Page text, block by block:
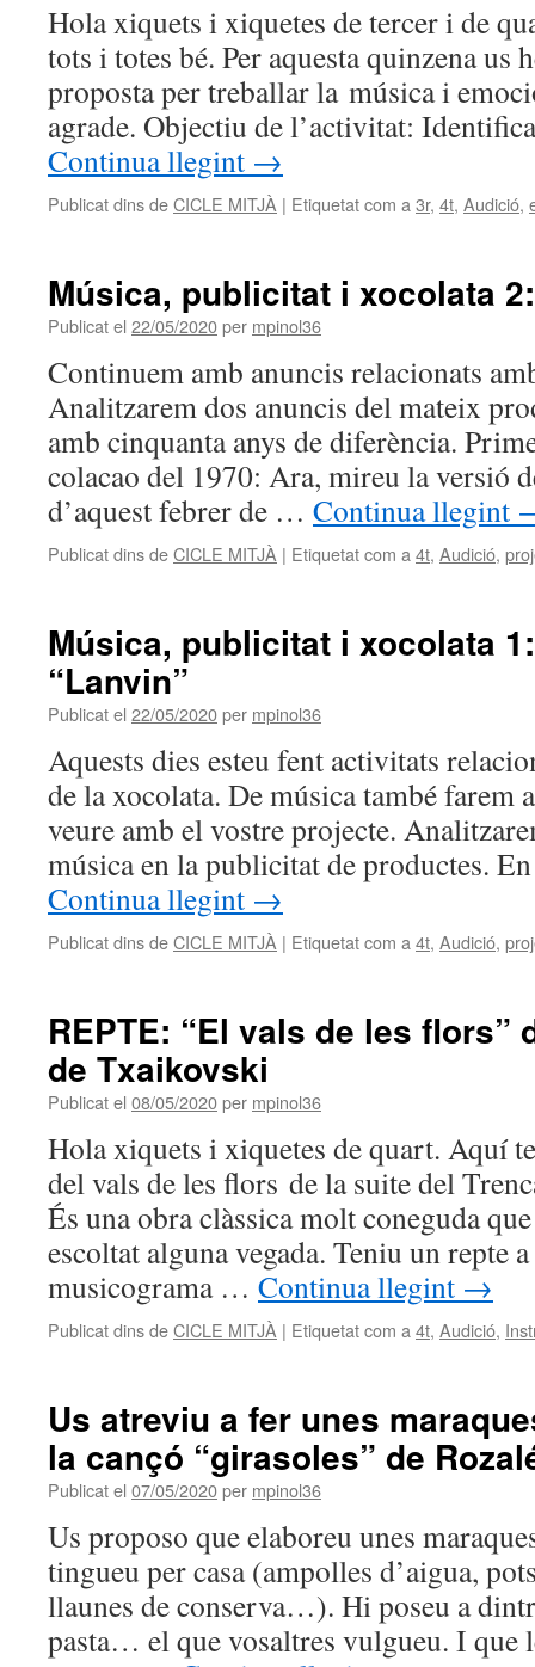
Hola xiquets i xiquetes de tercer i de
tots i totes bé. Per aquesta quinzena us
proposta per treballar la música i
agrade. Objectiu de l’activitat:
Continua llegint →
Publicat dins deCICLE MITJÀ | Etiquetat com a 3r, 4t, Audició,
Música, publicitat i xocolata
Publicat el 22/05/2020per mpinol36
Continuem amb anuncis relacionats
Analitzarem dos anuncis del mateix
amb cinquanta anys de diferència.
colacao del 1970: Ara, mireu la versió
d’aquest febrer de … Continua llegint
Publicat dins deCICLE MITJÀ | Etiquetat com a 4t, Audició,
Música, publicitat i xocolata
“Lanvin”
Publicat el 22/05/2020per mpinol36
Aquests dies esteu fent activitats
de la xocolata. De música també farem
veure amb el vostre projecte.
música en la publicitat de productes.
Continua llegint →
Publicat dins deCICLE MITJÀ | Etiquetat com a 4t, Audició,
REPTE: “El vals de les flors”
de Txaikovski
Publicat el 08/05/2020per mpinol36
Hola xiquets i xiquetes de quart. Aquí
del vals de les flors de la suite del
És una obra clàssica molt coneguda
escoltat alguna vegada. Teniu un repte
musicograma … Continua llegint →
Publicat dins deCICLE MITJÀ | Etiquetat com a 4t, Audició,
Us atreviu a fer unes
la cançó “girasoles” de
Publicat el 07/05/2020per mpinol36
Us proposo que elaboreu unes
tingueu per casa (ampolles d’aigua,
llaunes de conserva…). Hi poseu a
pasta… el que vosaltres vulgueu. I que